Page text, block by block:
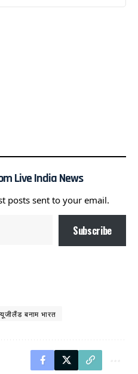
Live India News
posts sent to your email.
Subscribe
बनाम भारत